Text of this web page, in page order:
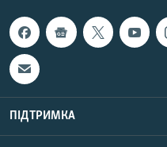
ПІДТРИМКА